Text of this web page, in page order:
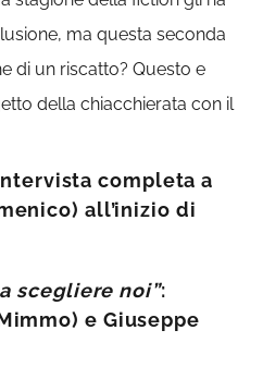
ma questa seconda
di un riscatto? Questo e
della chiacchierata con il
completa a
all’inizio di
scegliere noi”:
e Giuseppe